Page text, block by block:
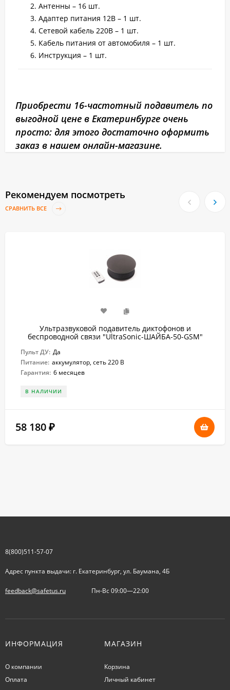
Антенны – 16 шт.
Адаптер питания 12В – 1 шт.
Сетевой кабель 220В – 1 шт.
Кабель питания от автомобиля – 1 шт.
Инструкция – 1 шт.
Приобрести 16-частотный подавитель по
выгодной цене в Екатеринбурге очень
просто: для этого достаточно оформить
заказ в нашем онлайн-магазине.
Рекомендуем посмотреть
СРАВНИТЬ ВСЕ
Ультразвуковой подавитель диктофонов и
беспроводной связи "UltraSonic-ШАЙБА-50-GSM"
Пульт ДУ: Да
Питание: аккумулятор, сеть 220 В
Гарантия: 6 месяцев
В НАЛИЧИИ
58 180 ₽
8(800)511-57-07
Адрес пункта выдачи: г. Екатеринбург, ул. Баумана, 4Б
feedback@safetus.ru Пн-Вс 09:00—22:00
ИНФОРМАЦИЯ
О компании
Оплата
МАГАЗИН
Корзина
Личный кабинет